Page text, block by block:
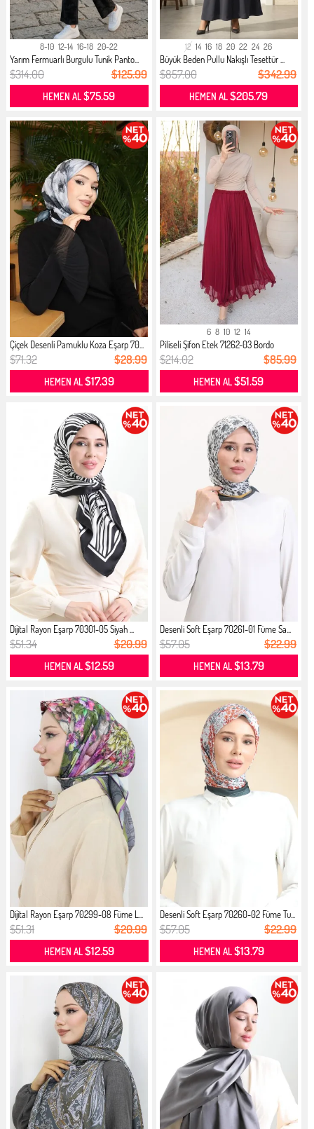
8-10 12-14 16-18 20-22
Yarım Fermuarlı Burgulu Tunik Panto...
$314.00 $125.99
HEMEN AL$75.59
12 14 16 18 20 22 24 26
Büyük Beden Pullu Nakışlı Tesettür ...
$857.00 $342.99
HEMEN AL$205.79
Çiçek Desenli Pamuklu Koza Eşarp 70...
$71.32 $28.99
HEMEN AL$17.39
6 8 10 12 14
Piliseli Şifon Etek 71262-03 Bordo
$214.02 $85.99
HEMEN AL$51.59
Dijital Rayon Eşarp 70301-05 Siyah ...
$51.34 $20.99
HEMEN AL$12.59
Desenli Soft Eşarp 70261-01 Füme Sa...
$57.05 $22.99
HEMEN AL$13.79
Dijital Rayon Eşarp 70299-08 Füme L...
$51.31 $20.99
HEMEN AL$12.59
Desenli Soft Eşarp 70260-02 Füme Tu...
$57.05 $22.99
HEMEN AL$13.79